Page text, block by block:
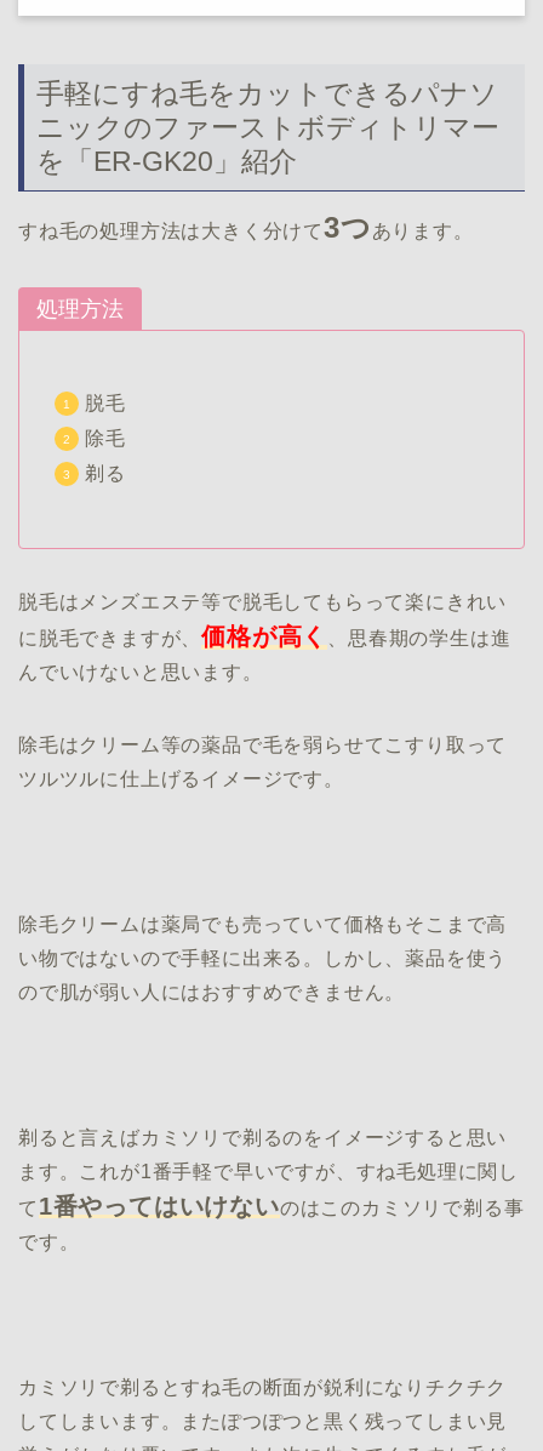
手軽にすね毛をカットできるパナソ
ニックのファーストボディトリマー
を「ER-GK20」紹介
すね毛の処理方法は大きく分けて3つ あります。
処理方法
脱毛
除毛
剃る
脱毛はメンズエステ等で脱毛してもらって楽にきれい
に脱毛できますが、価格が高く
、思春期の学生は進
んでいけないと思います。
除毛はクリーム等の薬品で毛を弱らせてこすり取って
ツルツルに仕上げるイメージです。
除毛クリームは薬局でも売っていて価格もそこまで高
い物ではないので手軽に出来る。しかし、薬品を使う
ので肌が弱い人にはおすすめできません。
剃ると言えばカミソリで剃るのをイメージすると思い
ます。これが1番手軽で早いですが、すね毛処理に関し
て 1番やってはいけないのはこのカミソリで剃る事
です。
カミソリで剃るとすね毛の断面が鋭利になりチクチク
してしまいます。またぽつぽつと黒く残ってしまい見